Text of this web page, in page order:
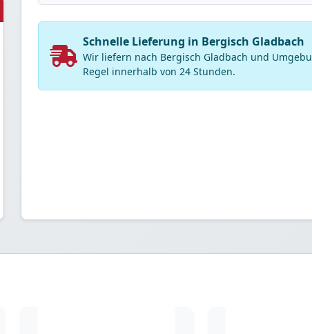
Schnelle Lieferung in Bergisch Gladbach
Wir liefern nach Bergisch Gladbach und
Regel innerhalb von 24 Stunden.